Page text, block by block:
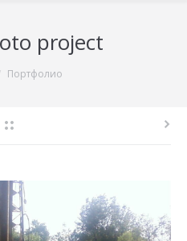
project
Портфолио